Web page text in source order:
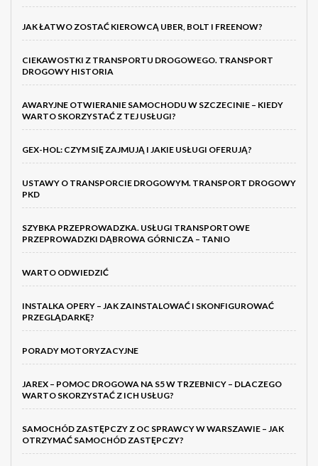
JAK ŁATWO ZOSTAĆ KIEROWCĄ UBER, BOLT I FREENOW?
CIEKAWOSTKI Z TRANSPORTU DROGOWEGO. TRANSPORT
DROGOWY HISTORIA
AWARYJNE OTWIERANIE SAMOCHODU W SZCZECINIE – KIEDY
WARTO SKORZYSTAĆ Z TEJ USŁUGI?
GEX-HOL: CZYM SIĘ ZAJMUJĄ I JAKIE USŁUGI OFERUJĄ?
USTAWY O TRANSPORCIE DROGOWYM. TRANSPORT DROGOWY
PKD
SZYBKA PRZEPROWADZKA. USŁUGI TRANSPORTOWE
PRZEPROWADZKI DĄBROWA GÓRNICZA – TANIO
WARTO ODWIEDZIĆ
INSTALKA OPERY – JAK ZAINSTALOWAĆ I SKONFIGUROWAĆ
PRZEGLĄDARKĘ?
PORADY MOTORYZACYJNE
JAREX – POMOC DROGOWA NA S5 W TRZEBNICY – DLACZEGO
WARTO SKORZYSTAĆ Z ICH USŁUG?
SAMOCHÓD ZASTĘPCZY Z OC SPRAWCY W WARSZAWIE – JAK
OTRZYMAĆ SAMOCHÓD ZASTĘPCZY?